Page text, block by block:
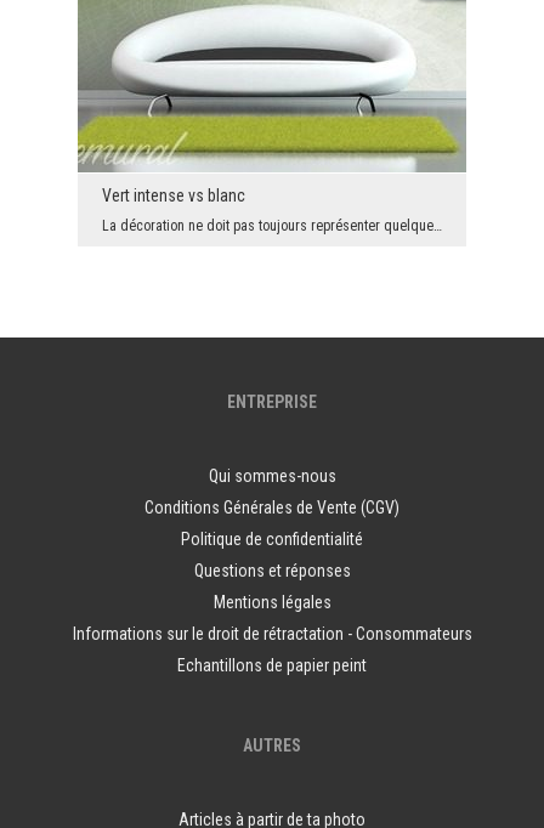
Vert intense vs blanc
ENTREPRISE
Qui sommes-nous
Conditions Générales de Vente (CGV)
Politique de confidentialité
Questions et réponses
Mentions légales
Informations sur le droit de rétractation - Consommateurs
Echantillons de papier peint
AUTRES
Articles à partir de ta photo